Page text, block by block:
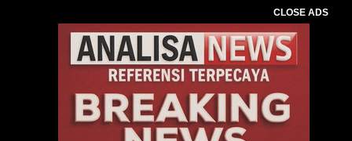
CLOSE ADS